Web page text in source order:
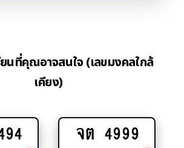
นที่คุณอาจสนใจ (เลขมงคลใกล้
เคียง)
Add
Add
จต 4999